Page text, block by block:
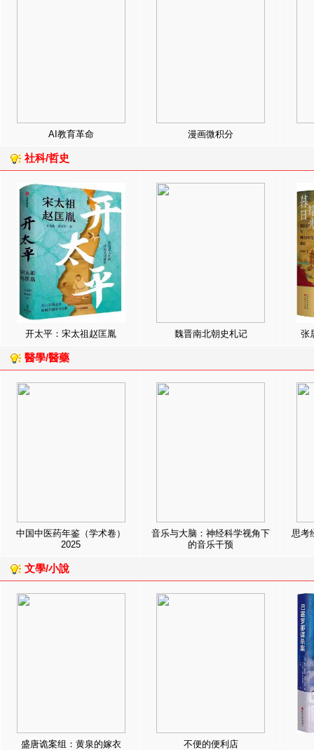
AI教育革命 漫画微积分
社科/哲史
开太平：宋太祖赵匡胤 魏晋南北朝史札记 张
醫學/醫藥
中国中医药年鉴（学术卷）
2025
音乐与大脑：神经科学视角下
的音乐干预
思考
文學/小說
盛唐诡案组：黄泉的嫁衣 不便的便利店